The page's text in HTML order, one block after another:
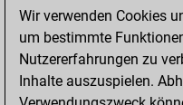
Bauernopfer
Matt auf vollem
Bauer setzt Matt
Wir verwenden Cookies
um bestimmte
Nutzererfahrungen zu
Inhalte auszuspielen.